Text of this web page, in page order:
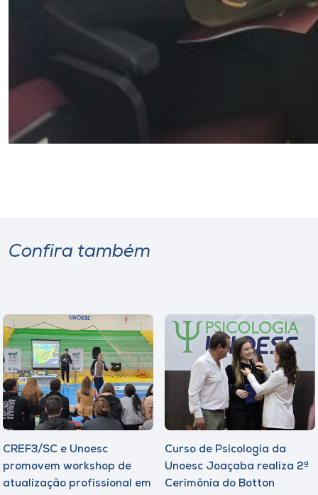
Confira também
CREF3/SC e Unoesc
promovem workshop de
atualização profissional em
Curso de Psicologia da
Unoesc Joaçaba realiza 2ª
Cerimônia do Botton